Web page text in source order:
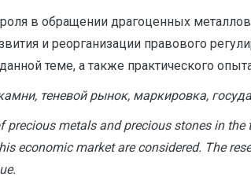
в обращении драгоценных
и реорганизации правового
теме, а также практического
теневой рынок, маркировка,
metals and precious stones in the
economic market are considered. The